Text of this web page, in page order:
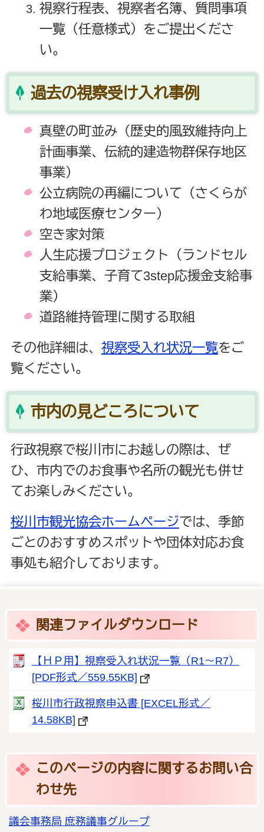
視察行程表、視察者名簿、質問事項
一覧（任意様式）をご提出くださ
い。
過去の視察受け入れ事例
真壁の町並み（歴史的風致維持向上
計画事業、伝統的建造物群保存地区
事業）
公立病院の再編について（さくらが
わ地域医療センター）
空き家対策
人生応援プロジェクト（ランドセル
支給事業、子育て3step応援金支給事
業）
道路維持管理に関する取組
その他詳細は、 視察受入れ状況一覧をご
覧ください。
市内の見どころについて
行政視察で桜川市にお越しの際は、ぜ
ひ、市内でのお食事や名所の観光も併せ
てお楽しみください。
桜川市観光協会ホームページでは、季節
ごとのおすすめスポットや団体対応お食
事処も紹介しております。
関連ファイルダウンロード
【ＨＰ用】視察受入れ状況一覧（R1～R7）
[PDF形式／559.55KB]
桜川市行政視察申込書 [EXCEL形式／
14.58KB]
このページの内容に関するお問い合
わせ先
議会事務局 庶務議事グループ